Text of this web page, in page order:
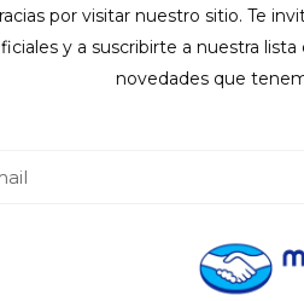
por visitar nuestro sitio. Te
y a suscribirte a nuestra
novedades que